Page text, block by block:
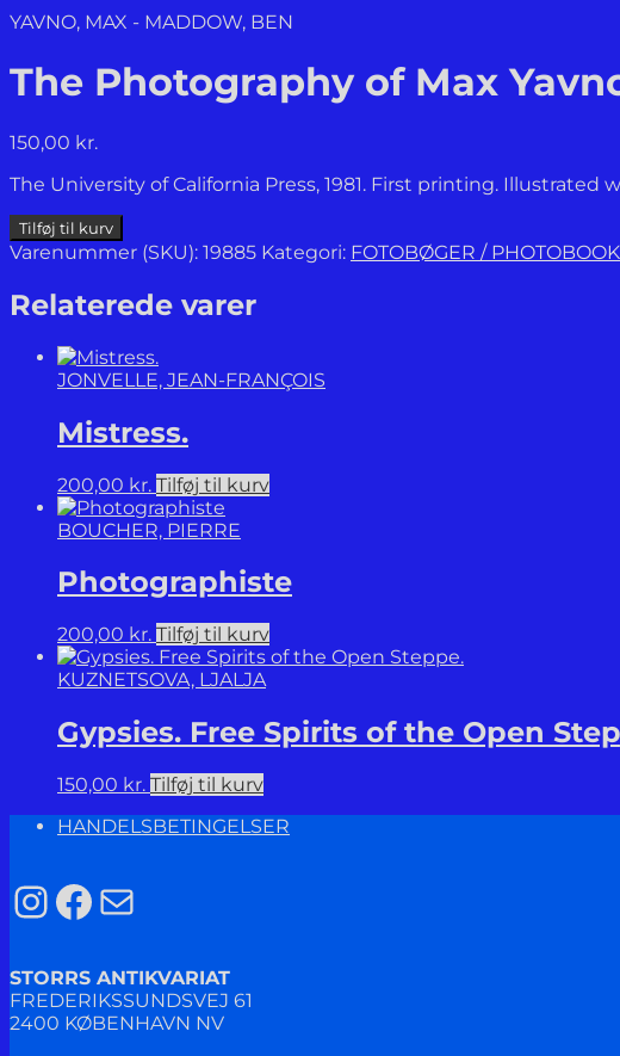
YAVNO, MAX - MADDOW, BEN
The Photography of Max
150,00 kr.
The University of California Press, 1981. First printing.
The
Photography
Max
Yavno.
Tilføj til kurv
Varenummer (SKU): 19885 Kategori: FOTOBØGER /
Relaterede varer
JONVELLE, JEAN-FRANÇOIS
Mistress.
200,00 kr. Tilføj til kurv
BOUCHER, PIERRE
Photographiste
200,00 kr. Tilføj til kurv
KUZNETSOVA, LJALJA
Gypsies. Free Spirits of the Open
150,00 kr. Tilføj til kurv
HANDELSBETINGELSER
Instagram
Facebook
Mail
STORRS ANTIKVARIAT
FREDERIKSSUNDSVEJ 61
2400 KØBENHAVN NV